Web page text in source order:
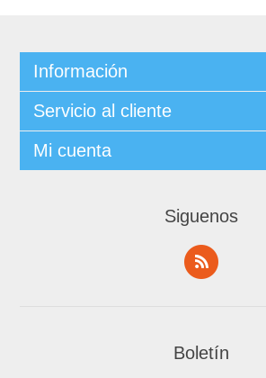
Información
Servicio al cliente
Mi cuenta
Siguenos
Boletín